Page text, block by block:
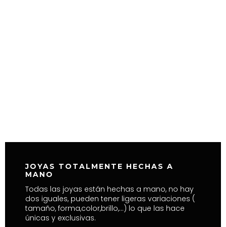
JOYAS TOTALMENTE HECHAS A
MANO
Todas las joyas están hechas a mano, no hay
dos iguales, pueden tener ligeras variaciones (
tamaño, forma,color,brillo,…) lo que las hace
únicas y exclusivas.